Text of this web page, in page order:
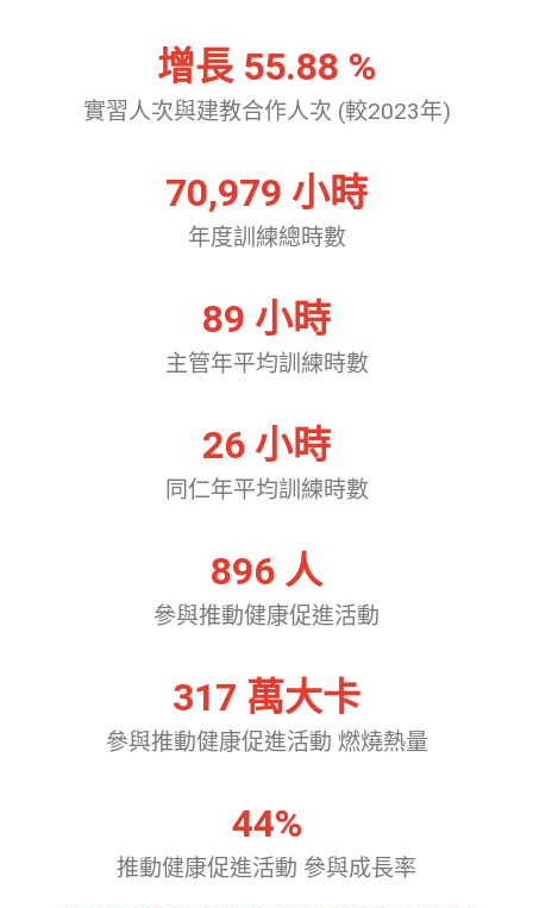
實習人次與建教合作人次 (較2023年)
增長 55.88 %
年度訓練總時數
70,979 小時
主管年平均訓練時數
89 小時
同仁年平均訓練時數
26 小時
參與推動健康促進活動
896 人
參與推動健康促進活動 燃燒熱量
317 萬大卡
推動健康促進活動 參與成長率
44%